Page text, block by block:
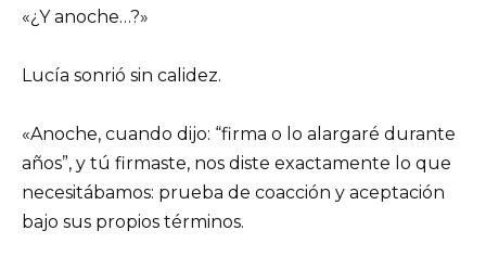
«¿Y anoche…?»
Lucía sonrió sin calidez.
«Anoche, cuando dijo: “firma o lo alargaré durante
años”, y tú firmaste, nos diste exactamente lo que
necesitábamos: prueba de coacción y aceptación
bajo sus propios términos.